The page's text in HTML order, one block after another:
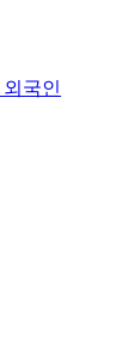
국인